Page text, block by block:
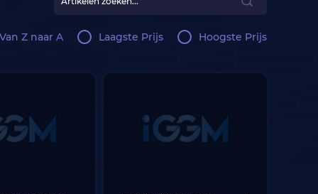
Van Z naar A Laagste Prijs Hoogste Prijs